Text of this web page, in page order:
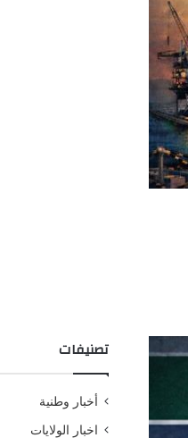
تصنيفات
أخبار وطنية
اخبار الولايات